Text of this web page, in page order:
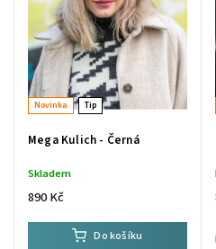
Novinka Tip
Mega Kulich - Černá
Skladem
890 Kč
Do košíku